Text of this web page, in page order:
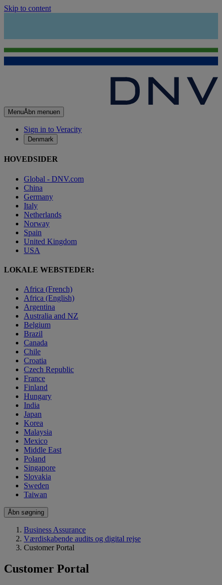
Skip to content
MenuÅbn menuen
Sign in to Veracity
Denmark
HOVEDSIDER
Global - DNV.com
China
Germany
Italy
Netherlands
Norway
Spain
United Kingdom
USA
LOKALE WEBSTEDER:
Africa (French)
Africa (English)
Argentina
Australia and NZ
Belgium
Brazil
Canada
Chile
Croatia
Czech Republic
France
Finland
Hungary
India
Japan
Korea
Malaysia
Mexico
Middle East
Poland
Singapore
Slovakia
Sweden
Taiwan
Åbn søgning
Business Assurance
Værdiskabende audits og digital rejse
Customer Portal
Customer Portal